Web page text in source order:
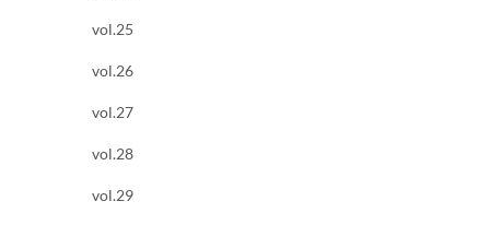
vol.25
vol.26
vol.27
vol.28
vol.29